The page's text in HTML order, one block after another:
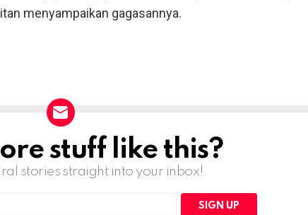
menyampaikan gagasannya.
stuff like this?
stories straight into your inbox!